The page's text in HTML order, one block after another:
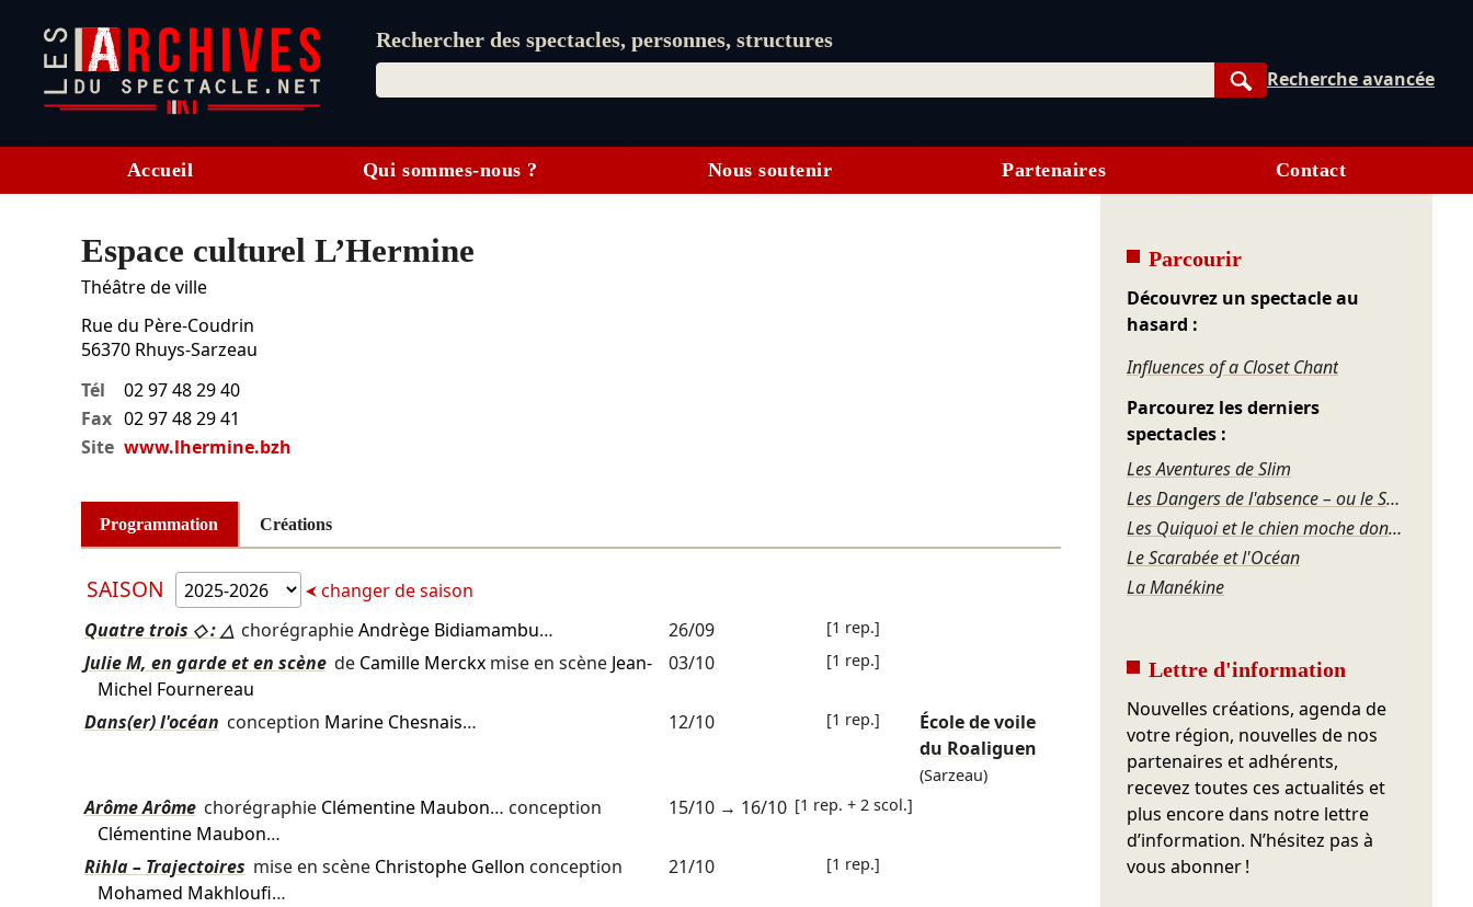
Rechercher des spectacles, personnes, structures
Rechercher
Recherche avancée
Accueil Qui sommes-nous ? Nous soutenir Partenaires Contact
Espace culturel L’Hermine
Théâtre de ville
Rue du Père-Coudrin
56370 Rhuys-Sarzeau
Tél
02 97 48 29 40
Fax 02 97 48 29 41
Site www.lhermine.bzh
Programmation Créations
SAISON
changer de saison
Quatre trois ◇ : △ chorégraphieAndrège Bidiamambu… 26/09 [1 rep.]
Julie M, en garde et en scène de Camille Merckxmise en scène Jean-
Michel Fournereau
03/10 [1 rep.]
Dans(er) l'océan conception Marine Chesnais… 12/10 [1 rep.]
École de voile
du Roaliguen
(Sarzeau)
Arôme Arôme chorégraphie Clémentine Maubon… conception
Clémentine Maubon…
15/10→ 16/10 [1 rep. + 2 scol.]
Rihla – Trajectoires mise en scène Christophe Gellon conception
Mohamed Makhloufi…
21/10 [1 rep.]
Parcourir
Découvrez un spectacle au
hasard :
Influences of a Closet Chant
Parcourez les derniers
spectacles :
Les Aventures de Slim
Les Dangers de l'absence – ou le Souper de famille
Les Quiquoi et le chien moche dont personne ne veut
Le Scarabée et l'Océan
La Manékine
Lettre d'information
Nouvelles créations, agenda de
votre région, nouvelles de nos
partenaires et adhérents,
recevez toutes ces actualités et
plus encore dans notre lettre
d’information. N’hésitez pas à
vous abonner !